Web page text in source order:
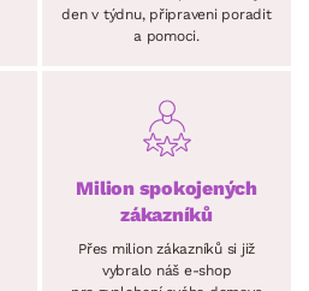
den v týdnu, připraveni poradit
a pomoci.
Milion spokojených
zákazníků
Přes milion zákazníků si již
vybralo náš e-shop